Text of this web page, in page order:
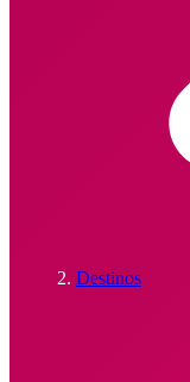
Destinos